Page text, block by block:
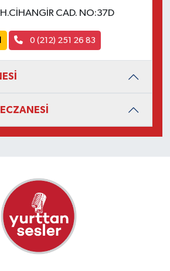
CAD. NO:37D
0 (212) 251 26 83